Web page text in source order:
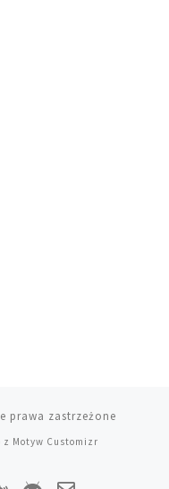
prawa zastrzeżone
z Motyw Customizr